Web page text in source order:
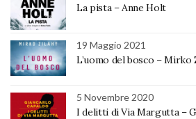
La pista – Anne Holt
19 Maggio 2021
L’uomo del bosco – Mirko
5 Novembre 2020
I delitti di Via Margutta –